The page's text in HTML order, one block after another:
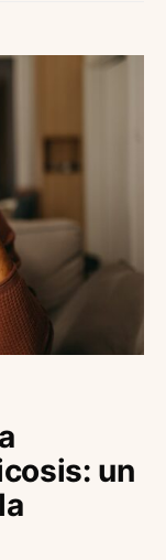
un